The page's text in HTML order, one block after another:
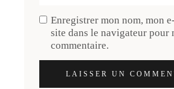
Enregistrer mon nom, mon
site dans le navigateur pour
commentaire.
LAISSER UN